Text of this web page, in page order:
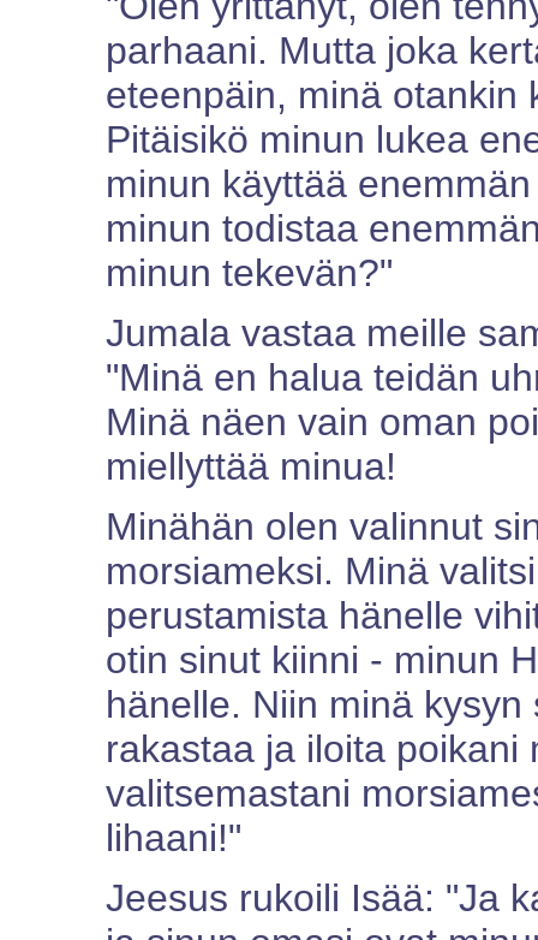
parhaani. Mutta joka
eteenpäin, minä otankin
Pitäisikö minun lukea
minun käyttää
minun todistaa
minun tekevän?"
Jumala vastaa meille
"Minä en halua teidän
Minä näen vain oman
miellyttää minua!
Minähän olen valinnut
morsiameksi. Minä
perustamista hänelle
otin sinut kiinni - minun
hänelle. Niin minä
rakastaa ja iloita poikani
valitsemastani
lihaani!"
Jeesus rukoili Isää: "Ja